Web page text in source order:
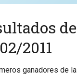
2011
ganadores de